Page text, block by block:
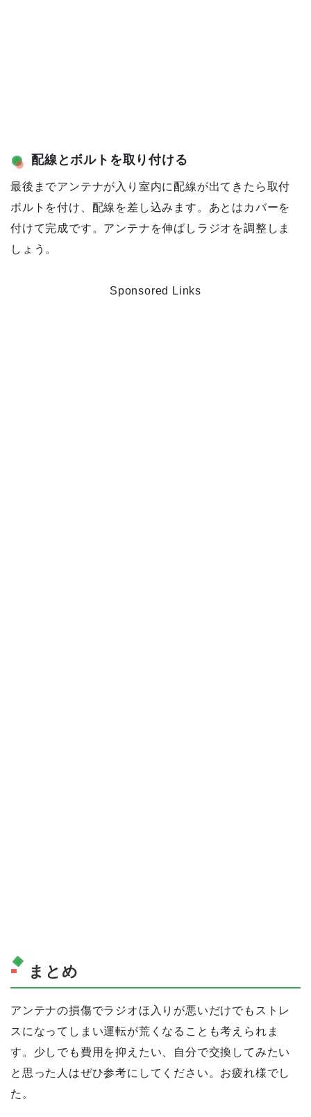
配線とボルトを取り付ける
最後までアンテナが入り室内に配線が出てきたら取付
ボルトを付け、配線を差し込みます。あとはカバーを
付けて完成です。アンテナを伸ばしラジオを調整しま
しょう。
Sponsored Links
まとめ
アンテナの損傷でラジオほ入りが悪いだけでもストレ
スになってしまい運転が荒くなることも考えられま
す。少しでも費用を抑えたい、自分で交換してみたい
と思った人はぜひ参考にしてください。お疲れ様でし
た。